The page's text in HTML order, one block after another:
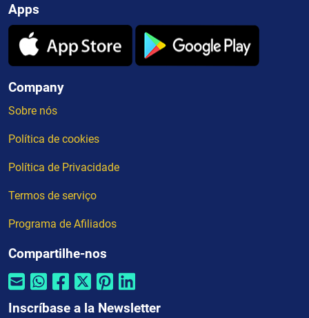
Apps
Company
Sobre nós
Política de cookies
Política de Privacidade
Termos de serviço
Programa de Afiliados
Compartilhe-nos
Inscríbase a la Newsletter